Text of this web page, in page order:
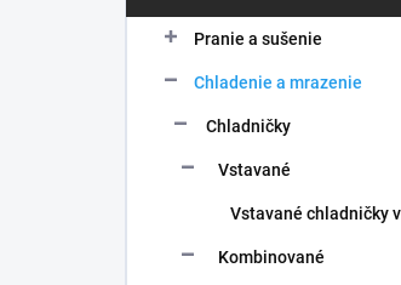
č
kategórie
Pranie a sušenie
Chladenie a mrazenie
Chladničky
Vstavané
Vstavané chladničky
Kombinované